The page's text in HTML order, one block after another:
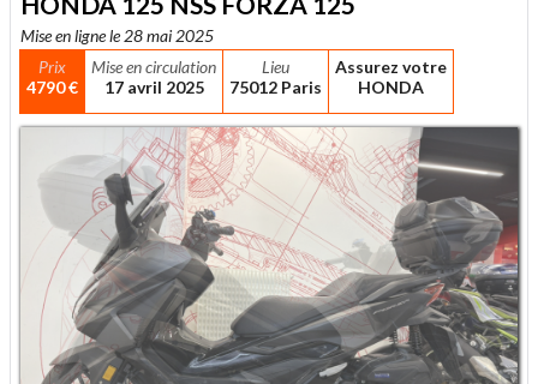
Mise en ligne le 28 mai 2025
Prix
4790 €
Mise en circulation
17 avril 2025
Lieu
75012 Paris
Assurez votre
HONDA